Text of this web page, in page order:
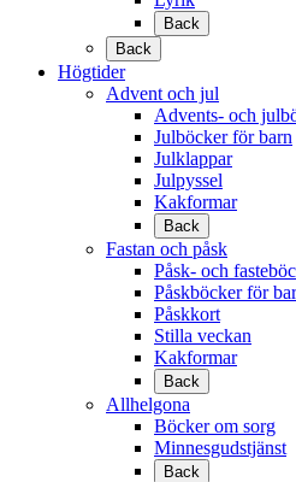
Back
Back
Högtider
Advent och jul
Advents- och
Julböcker för barn
Julklappar
Julpyssel
Kakformar
Back
Fastan och påsk
Påsk- och
Påskböcker för
Påskkort
Stilla veckan
Kakformar
Back
Allhelgona
Böcker om sorg
Minnesgudstjänst
Back